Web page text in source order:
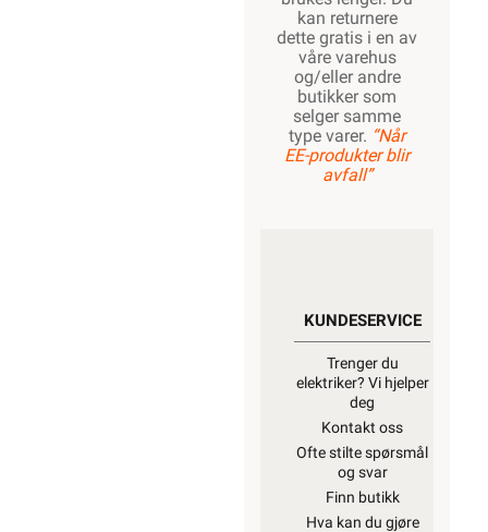
kan returnere
dette gratis i en av
våre varehus
og/eller andre
butikker som
selger samme
type varer. “Når
EE-produkter blir
avfall”
KUNDESERVICE
Trenger du
elektriker? Vi hjelper
deg
Kontakt oss
Ofte stilte spørsmål
og svar
Finn butikk
Hva kan du gjøre